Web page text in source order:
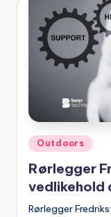
Posted
Outdoors
Rørlegger
vedlikehold
Rørlegger